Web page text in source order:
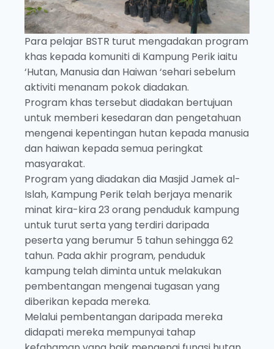
Para pelajar BSTR turut mengadakan program
khas kepada komuniti di Kampung Perik iaitu
‘Hutan, Manusia dan Haiwan ‘sehari sebelum
aktiviti menanam pokok diadakan.
Program khas tersebut diadakan bertujuan
untuk memberi kesedaran dan pengetahuan
mengenai kepentingan hutan kepada manusia
dan haiwan kepada semua peringkat
masyarakat.
Program yang diadakan dia Masjid Jamek al-
Islah, Kampung Perik telah berjaya menarik
minat kira-kira 23 orang penduduk kampung
untuk turut serta yang terdiri daripada
peserta yang berumur 5 tahun sehingga 62
tahun. Pada akhir program, penduduk
kampung telah diminta untuk melakukan
pembentangan mengenai tugasan yang
diberikan kepada mereka.
Melalui pembentangan daripada mereka
didapati mereka mempunyai tahap